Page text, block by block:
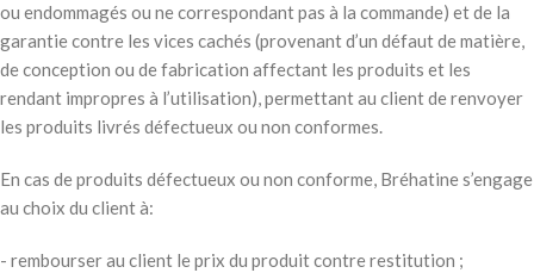
ou endommagés ou ne correspondant pas à la commande) et de la
garantie contre les vices cachés (provenant d’un défaut de matière,
de conception ou de fabrication affectant les produits et les
rendant impropres à l’utilisation), permettant au client de renvoyer
les produits livrés défectueux ou non conformes.
En cas de produits défectueux ou non conforme, Bréhatine s’engage
au choix du client à:
- rembourser au client le prix du produit contre restitution ;